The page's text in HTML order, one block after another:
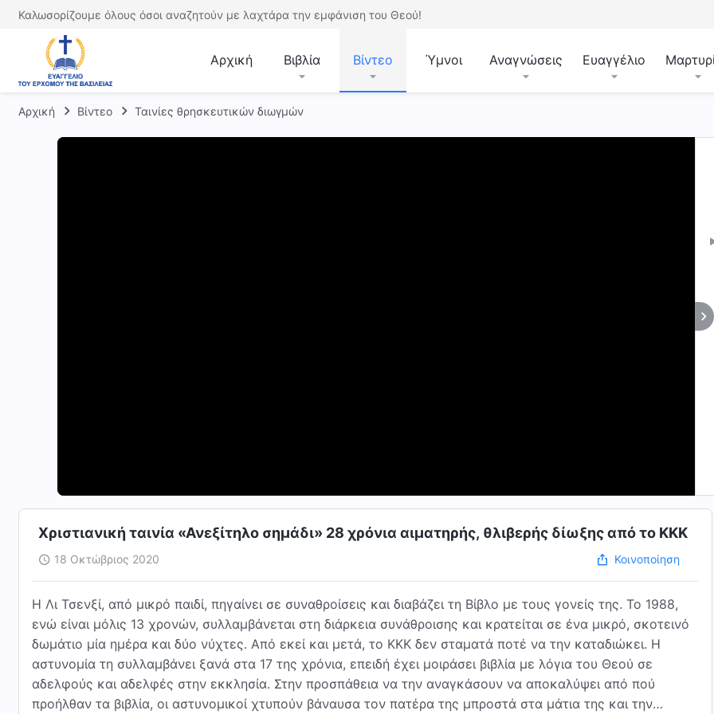
Καλωσορίζουμε όλους όσοι αναζητούν με λαχτάρα την εμφάνιση του Θεού!
Αρχική Βιβλία Βίντεο Ύμνοι Αναγνώσεις Ευαγγέλιο
Αρχική Βίντεο Ταινίες θρησκευτικών διωγμών
Χριστιανική ταινία «Ανεξίτηλο σημάδι» 28 χρόνια αιματηρής, θλιβερής δίωξης από το ΚΚΚ
18 Οκτώβριος 2020 Κοινοποίηση
Η Λι Τσενξί, από μικρό παιδί, πηγαίνει σε συναθροίσεις και διαβάζει τη Βίβλο με τους γονείς της. Το 1988,
ενώ είναι μόλις 13 χρονών, συλλαμβάνεται στη διάρκεια συνάθροισης και κρατείται σε ένα μικρό, σκοτεινό
δωμάτιο μία ημέρα και δύο νύχτες. Από εκεί και μετά, το ΚΚΚ δεν σταματά ποτέ να την καταδιώκει. Η
αστυνομία τη συλλαμβάνει ξανά στα 17 της χρόνια, επειδή έχει μοιράσει βιβλία με λόγια του Θεού σε
αδελφούς και αδελφές στην εκκλησία. Στην προσπάθεια να την αναγκάσουν να αποκαλύψει από πού
προήλθαν τα βιβλία, οι αστυνομικοί χτυπούν βάναυσα τον πατέρα της μπροστά στα μάτια της και την